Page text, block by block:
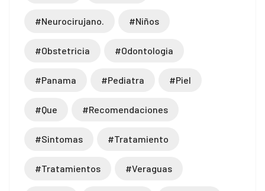
#neurocirujano. #niños
#obstetricia #odontologia
#panama #pediatra #piel
#que #recomendaciones
#sintomas #tratamiento
#tratamientos #veraguas